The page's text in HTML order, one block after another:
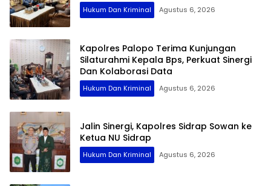
Hukum Dan Kriminal Agustus 6, 2026
Kapolres Palopo Terima Kunjungan
Silaturahmi Kepala Bps, Perkuat Sinergi
Dan Kolaborasi Data
Hukum Dan Kriminal Agustus 6, 2026
Jalin Sinergi, Kapolres Sidrap Sowan ke
Ketua NU Sidrap
Hukum Dan Kriminal Agustus 6, 2026